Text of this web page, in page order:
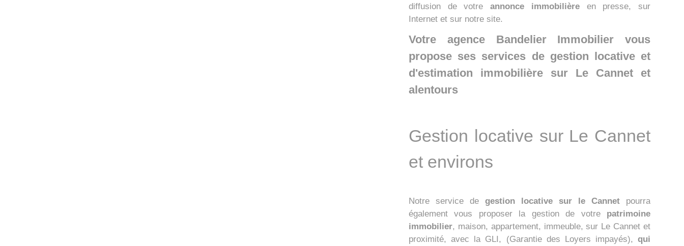
diffusion de votreannonce immobilièreen presse, sur
Internet et sur notre site.
Votre agence Bandelier Immobilier vous
propose ses services de gestion locative et
d'estimation immobilière sur Le Cannet et
alentours
Gestion locative sur Le Cannet
et environs
Notre service de gestion locative sur le Cannet pourra
également vous proposer la gestion de votre patrimoine
immobilier, maison, appartement, immeuble, sur Le Cannet et
proximité, avec la GLI, (Garantie des Loyers impayés), qui